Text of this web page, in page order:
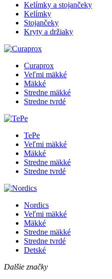
Kelímky a stojančeky
Kelímky
Stojančeky
Kryty a držiaky
Curaprox
Veľmi mäkké
Mäkké
Stredne mäkké
Stredne tvrdé
TePe
Veľmi mäkké
Mäkké
Stredne mäkké
Stredne tvrdé
Nordics
Veľmi mäkké
Mäkké
Stredne mäkké
Stredne tvrdé
Detské
Dalšie značky